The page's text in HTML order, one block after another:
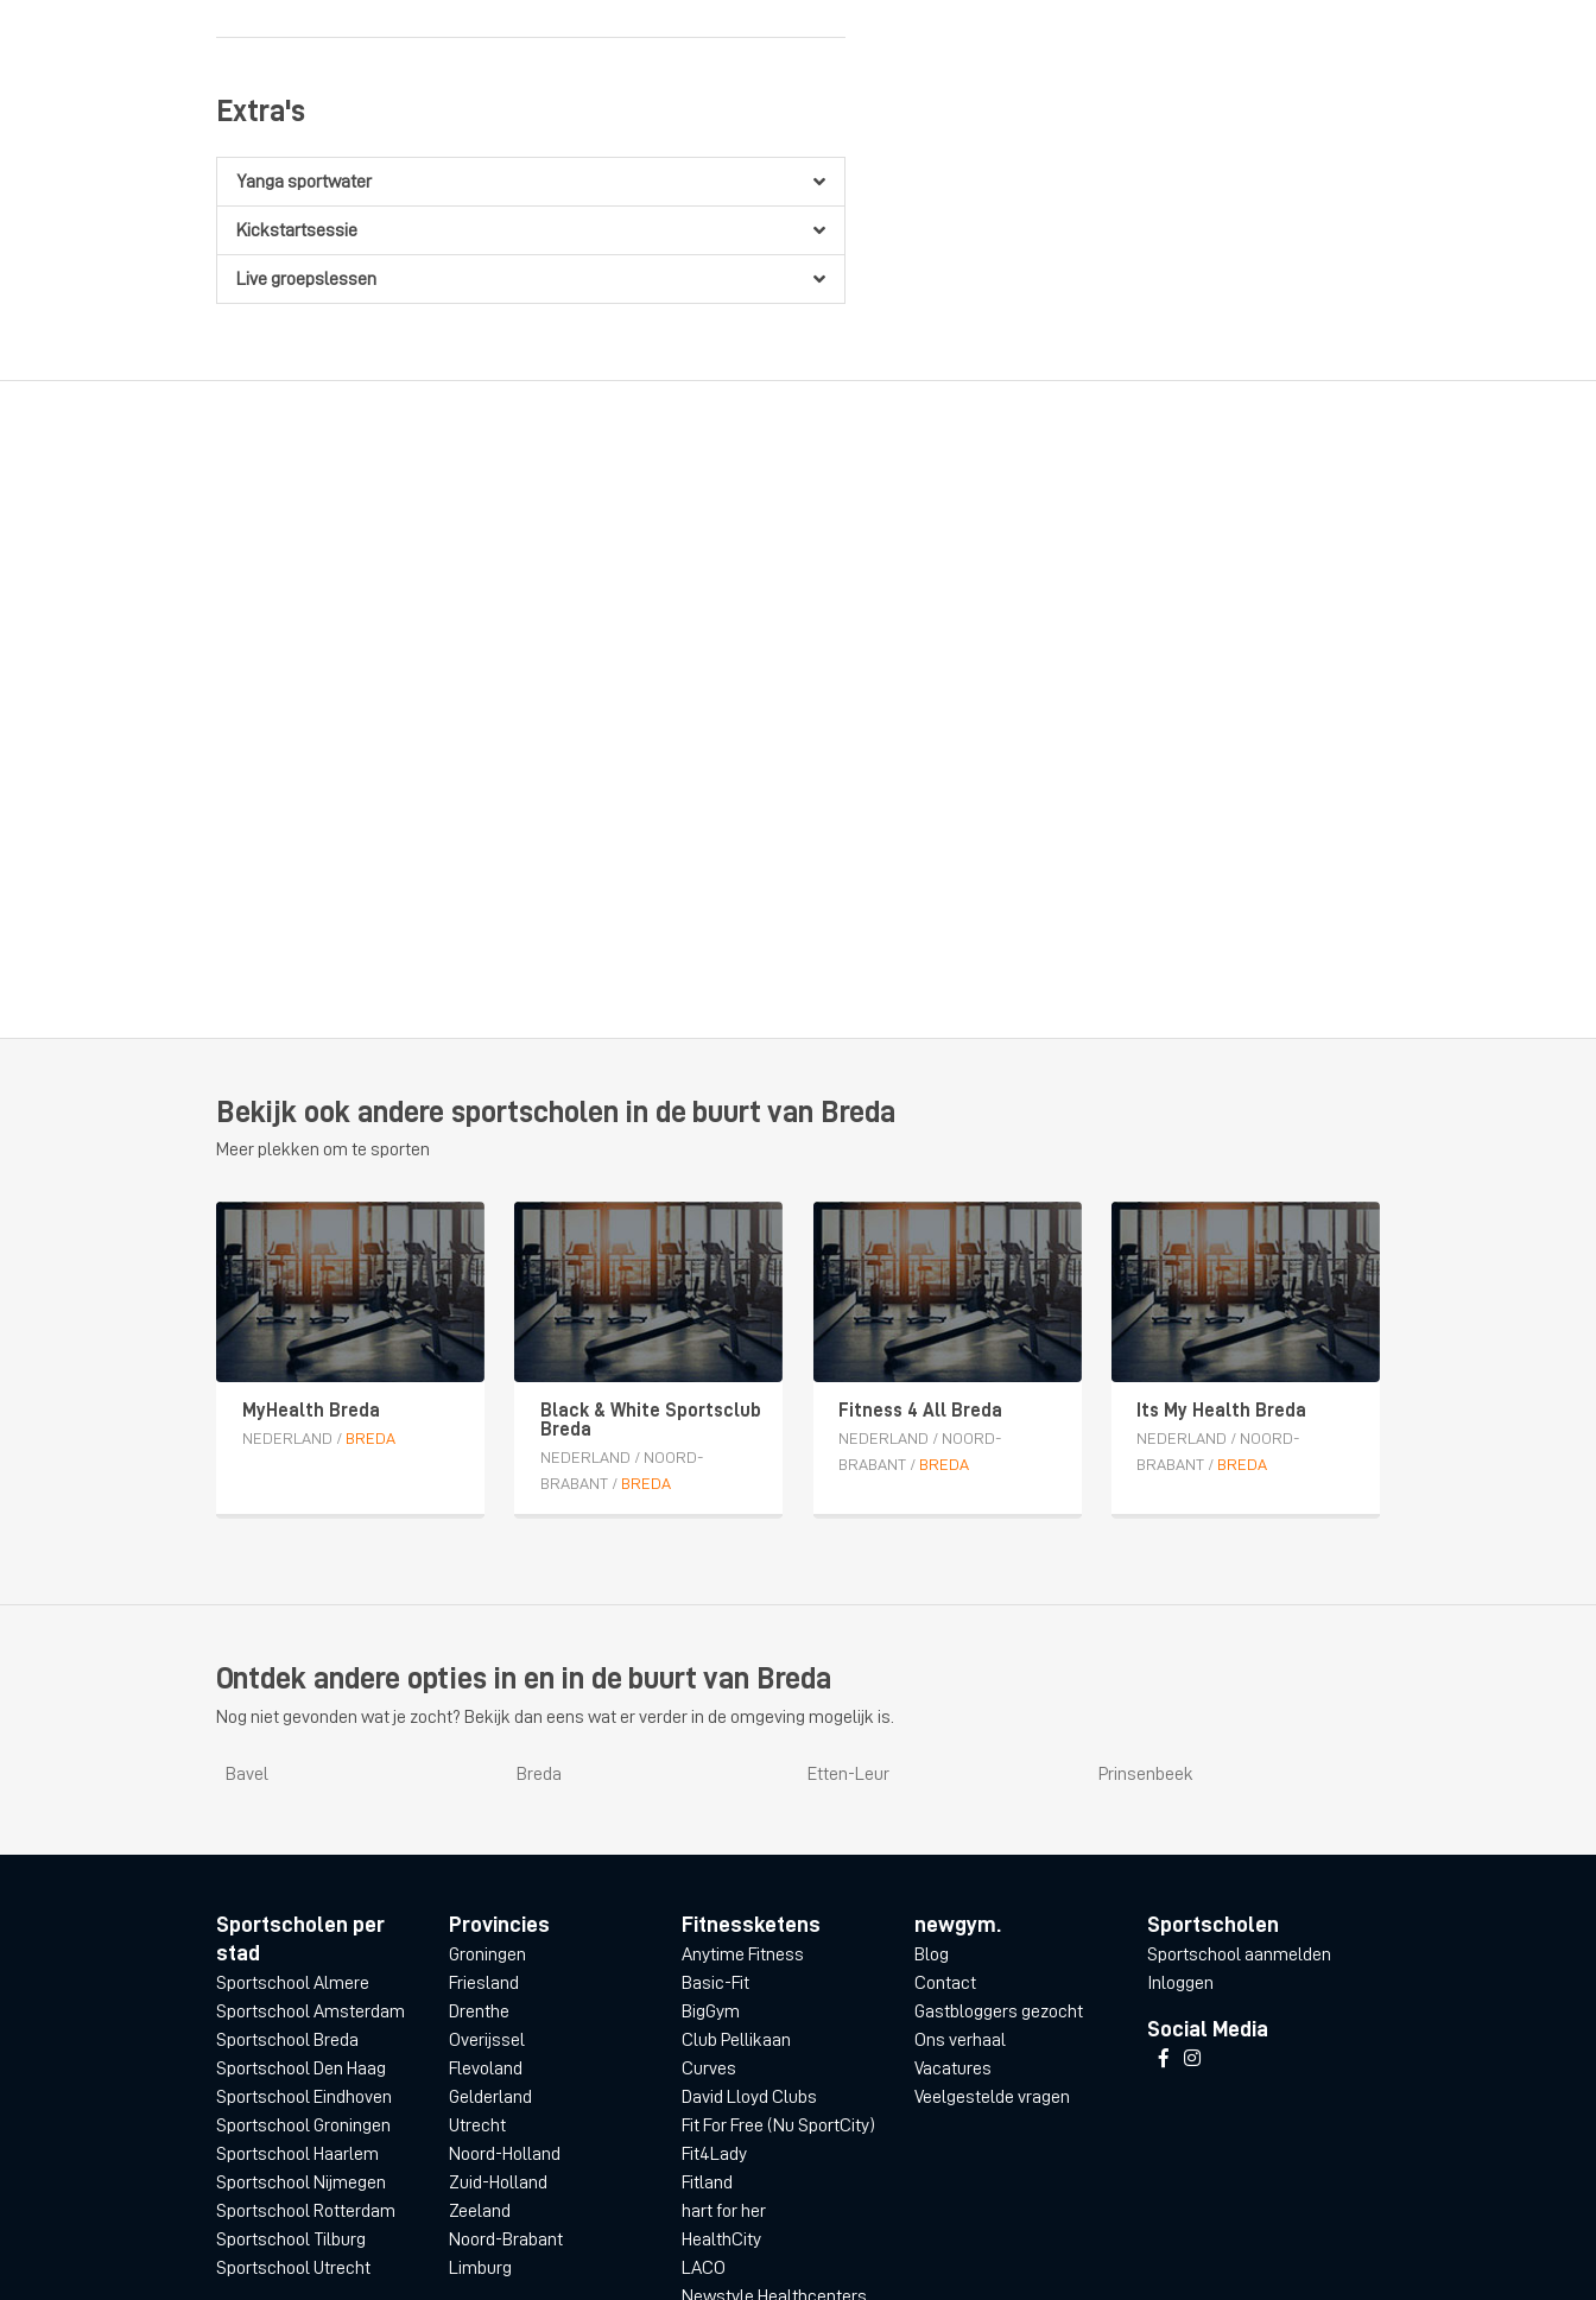
Extra's
Yanga sportwater
Kickstartsessie
Live groepslessen
Bekijk ook andere sportscholen in de buurt van Breda
Meer plekken om te sporten
MyHealth Breda
NEDERLAND / BREDA
Black & White Sportsclub
Breda
NEDERLAND / NOORD-
BRABANT/ BREDA
Fitness 4 All Breda
NEDERLAND / NOORD-
BRABANT / BREDA
Its My Health Breda
NEDERLAND / NOORD-
BRABANT / BREDA
Ontdek andere opties in en in de buurt van Breda
Nog niet gevonden wat je zocht? Bekijk dan eens wat er verder in de omgeving mogelijk is.
Bavel Breda Etten-Leur Prinsenbeek
Sportscholen per
stad
Sportschool Almere
Sportschool Amsterdam
Sportschool Breda
Sportschool Den Haag
Sportschool Eindhoven
Sportschool Groningen
Sportschool Haarlem
Sportschool Nijmegen
Sportschool Rotterdam
Sportschool Tilburg
Sportschool Utrecht
Provincies
Groningen
Friesland
Drenthe
Overijssel
Flevoland
Gelderland
Utrecht
Noord-Holland
Zuid-Holland
Zeeland
Noord-Brabant
Limburg
Fitnessketens
Anytime Fitness
Basic-Fit
BigGym
Club Pellikaan
Curves
David Lloyd Clubs
Fit For Free (Nu SportCity)
Fit4Lady
Fitland
hart for her
HealthCity
LACO
Newstyle Healthcenters
newgym.
Blog
Contact
Gastbloggers gezocht
Ons verhaal
Vacatures
Veelgestelde vragen
Sportscholen
Sportschool aanmelden
Inloggen
Social Media